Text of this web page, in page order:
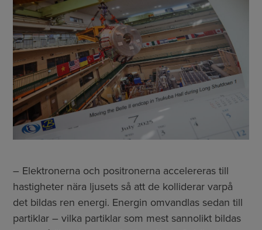
– Elektronerna och positronerna accelereras till
hastigheter nära ljusets så att de kolliderar varpå
det bildas ren energi. Energin omvandlas sedan till
partiklar – vilka partiklar som mest sannolikt bildas